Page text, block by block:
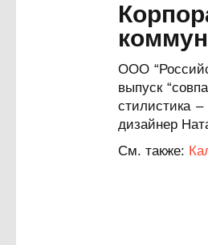
ООО
выпуск
стилистика
дизайнер
См. также: